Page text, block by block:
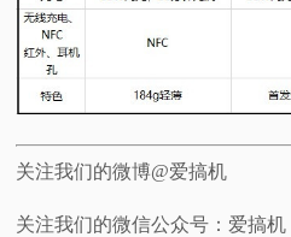
关注我们的微博@爱搞机
关注我们的微信公众号：爱搞机